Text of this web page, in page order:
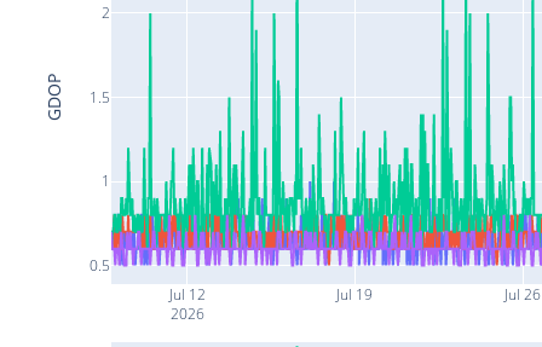
Jul 12
2026
Jul 19 Jul 26
0.5
1
1.5
2
GDOP